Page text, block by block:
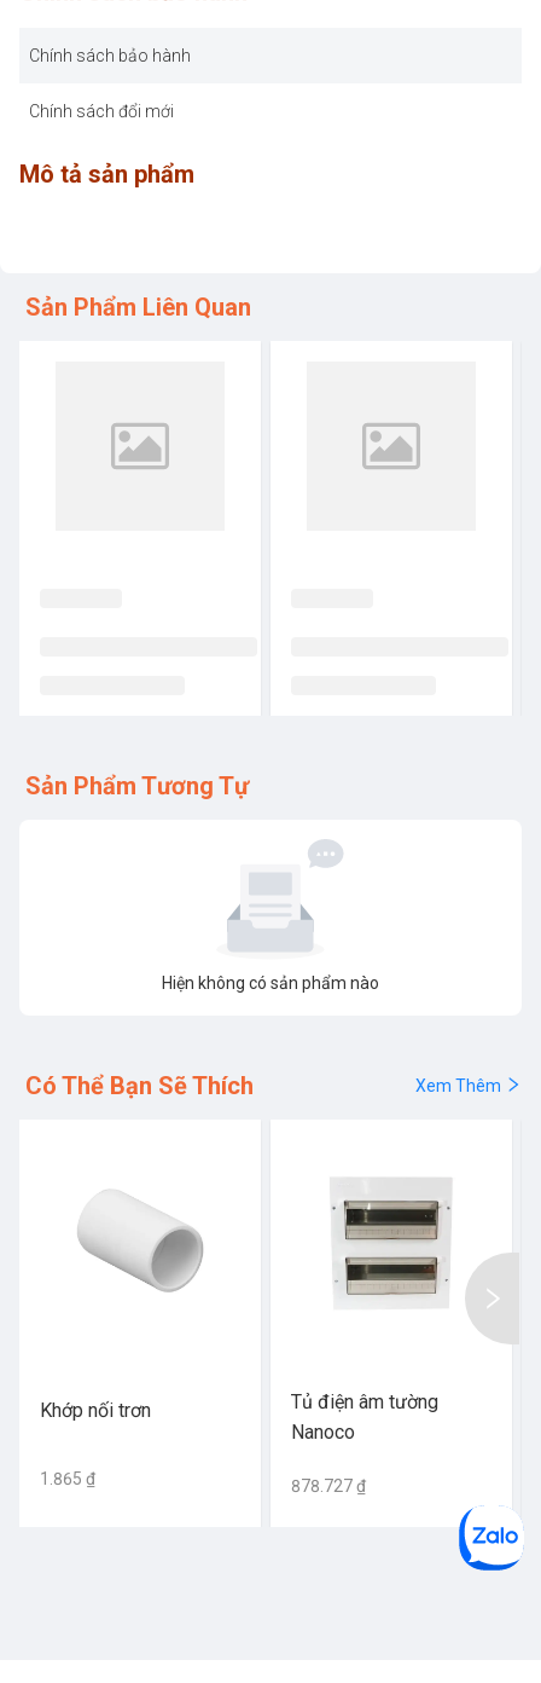
Chính sách bảo hành
Chính sách đổi mới
Mô tả sản phẩm
Sản Phẩm Liên Quan
Sản Phẩm Tương Tự
Hiện không có sản phẩm nào
Có Thể Bạn Sẽ Thích Xem Thêm
Khớp nối trơn
1.865 ₫
Tủ điện âm tường
Nanoco
878.727 ₫